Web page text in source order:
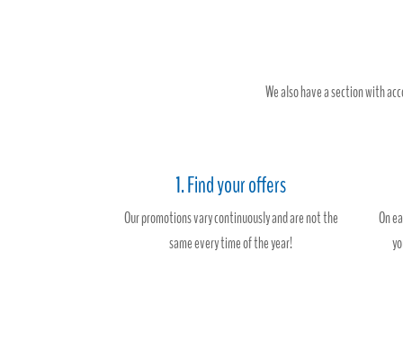
We also have a section with
1. Find your offers
Our promotions vary continuously and are not the
same every time of the year!
On